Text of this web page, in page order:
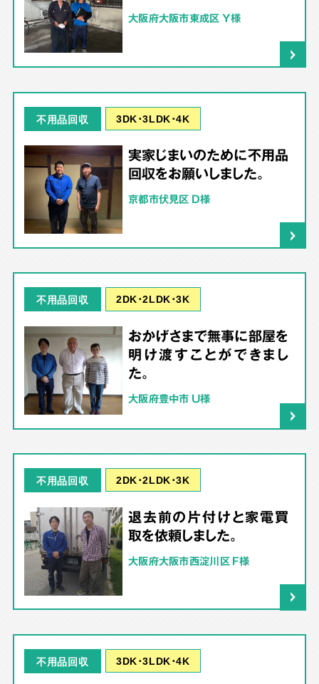
大阪府大阪市東成区 Y様
不用品回収 3DK･3LDK･4K
実家じまいのために不用品
回収をお願いしました。
京都市伏見区 D様
不用品回収 2DK･2LDK･3K
おかげさまで無事に部屋を
明け渡すことができまし
た。
大阪府豊中市 U様
不用品回収 2DK･2LDK･3K
退去前の片付けと家電買
取を依頼しました。
大阪府大阪市西淀川区 F様
不用品回収 3DK･3LDK･4K